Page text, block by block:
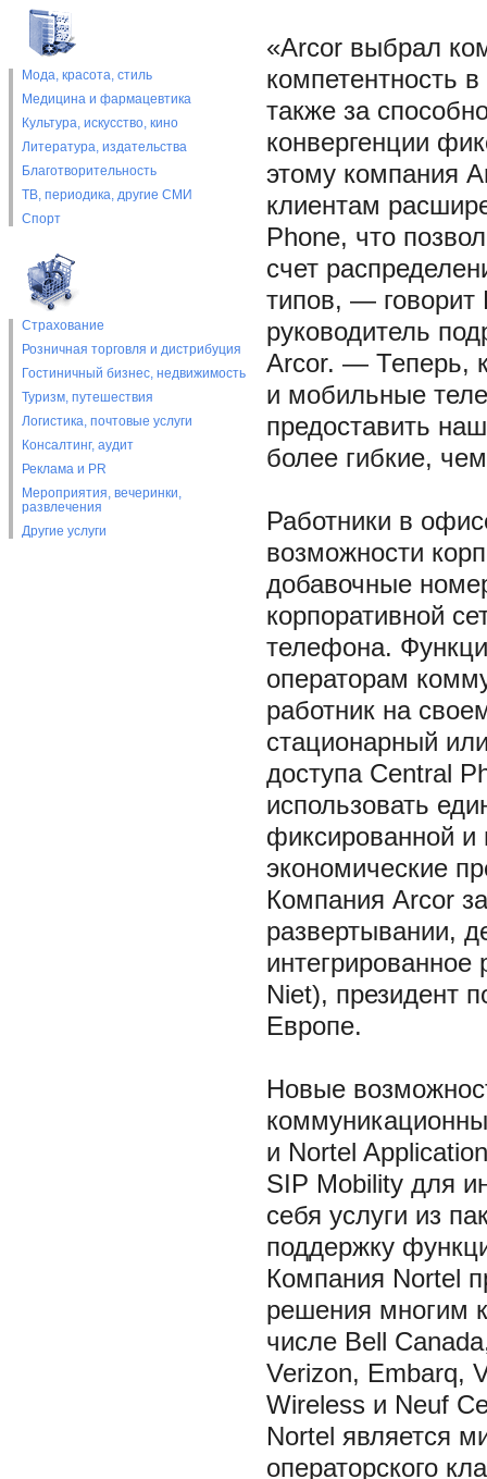
Мода, красота, стиль
Медицина и фармацевтика
Культура, искусство, кино
Литература, издательства
Благотворительность
ТВ, периодика, другие СМИ
Спорт
Страхование
Розничная торговля и дистрибуция
Гостиничный бизнес, недвижимость
Туризм, путешествия
Логистика, почтовые услуги
Консалтинг, аудит
Реклама и PR
Мероприятия, вечеринки,
развлечения
Другие услуги
«Arcor выбрал
компетентность
также за
конвергенции
этому компания
клиентам
Phone, что
счет
типов, — говорит
руководитель
Arcor. — Теперь,
и мобильные
предоставить
более гибкие,
Работники в
возможности
добавочные
корпоративной
телефона.
операторам
работник на
стационарный
доступа Central
использовать
фиксированной и
экономические
Компания Arcor
развертывании,
Niet), президент
Европе.
Новые
и Nortel
SIP Mobility для
себя услуги из
поддержку
Компания Nortel
решения многим
числе Bell
Verizon, Embarq,
Wireless и Neuf
Nortel является
операторского